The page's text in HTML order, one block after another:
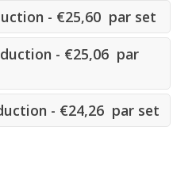
- €25,60 par set
- €25,06 par
- €24,26 par set